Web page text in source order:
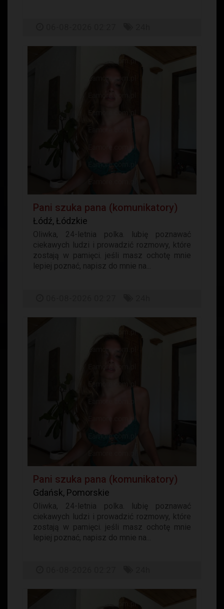
Pani szuka pana (komunikatory)
Łódź, Łódzkie
Oliwka, 24-letnia polka. lubię poznawać
ciekawych ludzi i prowadzić rozmowy, które
zostają w pamięci. jeśli masz ochotę mnie
lepiej poznać, napisz do mnie na...
Pani szuka pana (komunikatory)
Gdańsk, Pomorskie
Oliwka, 24-letnia polka. lubię poznawać
ciekawych ludzi i prowadzić rozmowy, które
zostają w pamięci. jeśli masz ochotę mnie
lepiej poznać, napisz do mnie na...